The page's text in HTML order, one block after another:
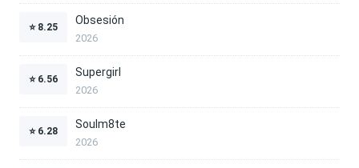
⭐ 8.25
Obsesión
2026
⭐ 6.56
Supergirl
2026
⭐ 6.28
Soulm8te
2026